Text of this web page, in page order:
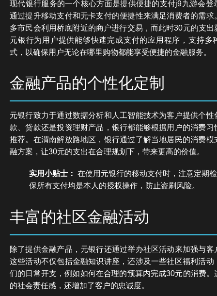
现代银行服务的一个核心方面是提供便捷的支付j9九游会登
通过提升移动支付和无卡支付的便捷性来满足消费者的需
多市民会利用桥底附近的商户进行交易，而此时30元的支
元银行为用户提供能够快速完成支付的应用程序，支持多
式，以确保用户无论在哪里购物都能享受便捷的金融服务。
金融产品的个性化定制
元银行致力于通过数据分析和人工智能技术为客户提供个
款、贷款还是投资理财产品，银行都能够根据用户的消费
推荐。在渭南解放路地区，银行通过了解当地居民的消费
融方案，让30元的支出在合理规划下，带来更高的价值。
实用小贴士： 在使用元银行的移动支付时，注意定期
保所有支付均是本人的授权操作，防止盗刷风险。
丰富的社区金融活动
除了提供金融产品，元银行还通过举办社区活动来加强与
这些活动不仅包括金融知识讲座，还涉及一些社区福利活
们的日常开支，例如如何在合理的预算内完成30元的消费
的社会责任感，还增加了客户的忠诚度。